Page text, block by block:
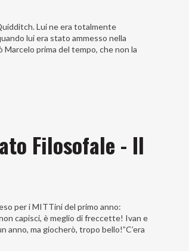
Lui ne era totalmente
lui era stato ammesso nella
prima del tempo, che non la
Filosofale - Il
per i MITTini del primo anno:
capisci, è meglio di freccette! Ivan e
ma giocherò, tropo bello!”C’era